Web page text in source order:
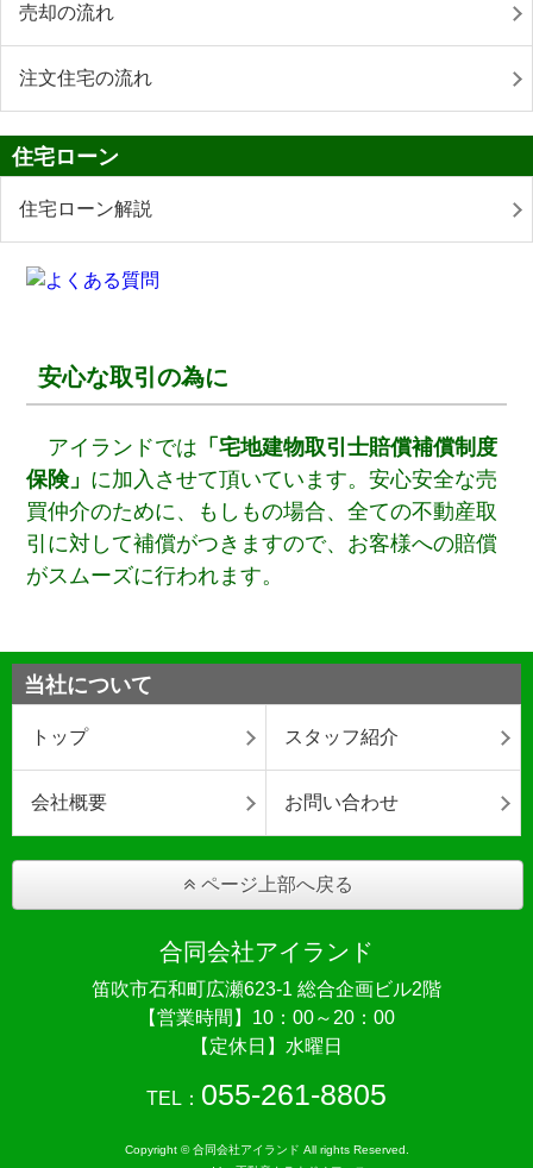
売却の流れ
注文住宅の流れ
住宅ローン
住宅ローン解説
安心な取引の為に
アイランドでは 「宅地建物取引士賠償補償制度
保険」 に加入させて頂いています。安心安全な売
買仲介のために、もしもの場合、全ての不動産取
引に対して補償がつきますので、お客様への賠償
がスムーズに行われます。
当社について
トップ スタッフ紹介
会社概要 お問い合わせ
ページ上部へ戻る
合同会社アイランド
笛吹市石和町広瀬623-1 総合企画ビル2階
【営業時間】10：00～20：00
【定休日】水曜日
TEL： 055-261-8805
Copyright © 合同会社アイランド All rights Reserved.